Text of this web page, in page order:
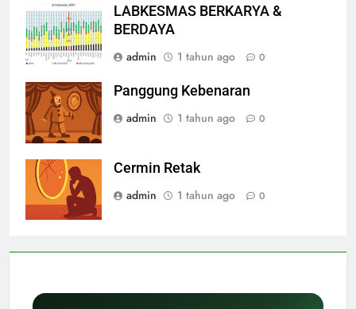
LABKESMAS BERKARYA &
BERDAYA
admin
1 tahun ago 0
Panggung Kebenaran
admin
1 tahun ago 0
Cermin Retak
admin
1 tahun ago 0